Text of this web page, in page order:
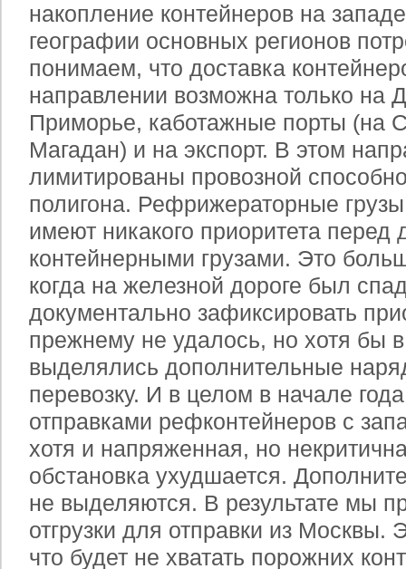
накопление контейнеров на
географии основных регионов
понимаем, что доставка
направлении возможна только на
Приморье, каботажные порты (на
Магадан) и на экспорт. В этом
лимитированы провозной
полигона. Рефрижераторные
имеют никакого приоритета перед
контейнерными грузами. Это
когда на железной дороге был
документально зафиксировать
прежнему не удалось, но хотя бы
выделялись дополнительные
перевозку. И в целом в начале
отправками рефконтейнеров с
хотя и напряженная, но
обстановка ухудшается.
не выделяются. В результате мы
отгрузки для отправки из Москвы.
что будет не хватать порожних